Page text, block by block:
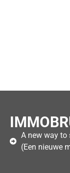
A new way to
(Een nieuwe